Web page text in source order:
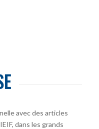
avec des articles
dans les grands